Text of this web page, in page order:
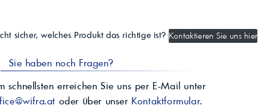
sicher, welches Produkt das richtige ist? Kontaktieren Sie uns hier
Sie haben noch Fragen?
schnellsten erreichen Sie uns per E-Mail unter
oder über unser Kontaktformular.